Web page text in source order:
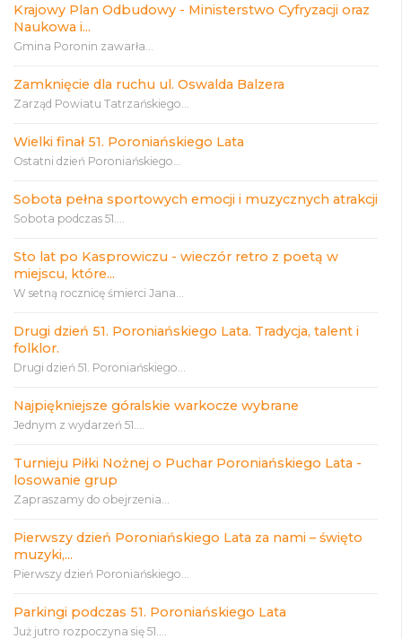
Krajowy Plan Odbudowy - Ministerstwo Cyfryzacji oraz
Naukowa i...
Gmina Poronin zawarła...
Zamknięcie dla ruchu ul. Oswalda Balzera
Zarząd Powiatu Tatrzańskiego...
Wielki finał 51. Poroniańskiego Lata
Ostatni dzień Poroniańskiego...
Sobota pełna sportowych emocji i muzycznych atrakcji
Sobota podczas 51....
Sto lat po Kasprowiczu - wieczór retro z poetą w
miejscu, które...
W setną rocznicę śmierci Jana...
Drugi dzień 51. Poroniańskiego Lata. Tradycja, talent i
folklor.
Drugi dzień 51. Poroniańskiego...
Najpiękniejsze góralskie warkocze wybrane
Jednym z wydarzeń 51....
Turnieju Piłki Nożnej o Puchar Poroniańskiego Lata -
losowanie grup
Zapraszamy do obejrzenia...
Pierwszy dzień Poroniańskiego Lata za nami – święto
muzyki,...
Pierwszy dzień Poroniańskiego...
Parkingi podczas 51. Poroniańskiego Lata
Już jutro rozpoczyna się 51....